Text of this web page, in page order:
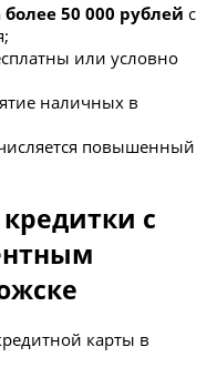
более 50 000 рублей с
или условно
наличных в
повышенный
с
карты в